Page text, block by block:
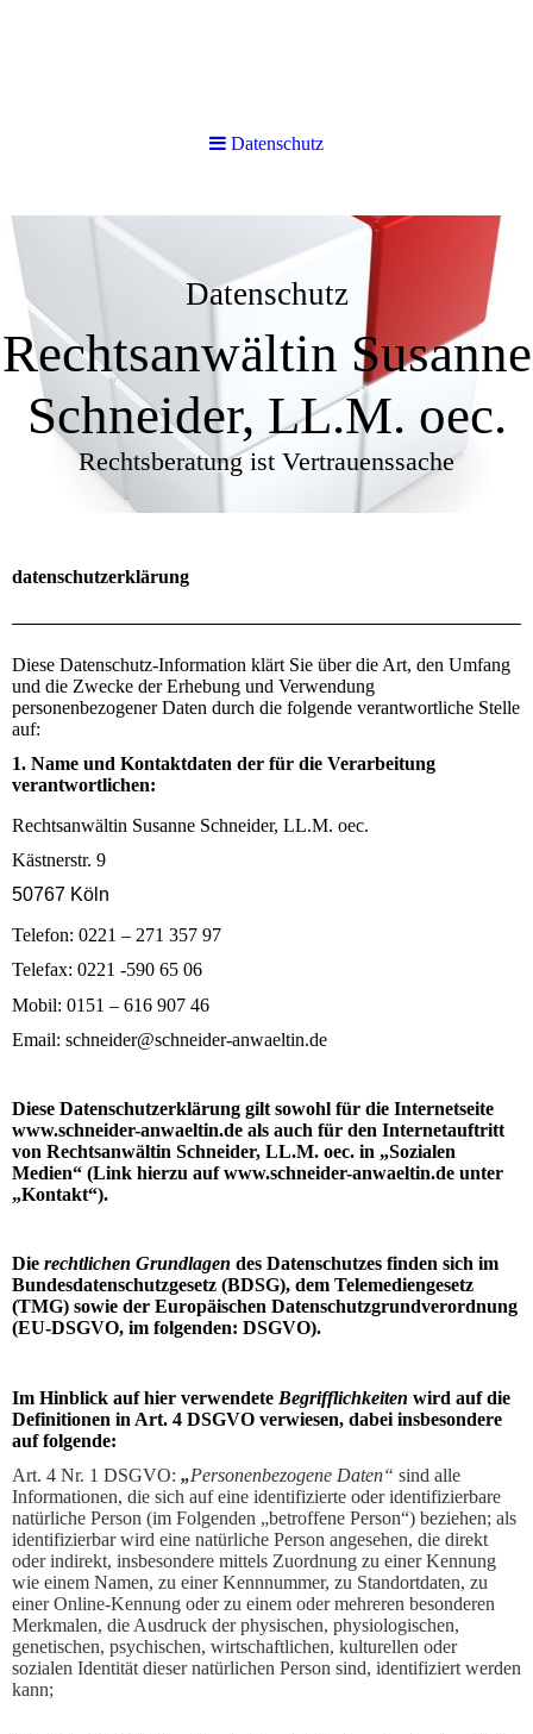
Datenschutz
Rechtsanwältin Susanne
Schneider, LL.M. oec.
Rechtsberatung ist Vertrauenssache
datenschutzerklärung
Diese Datenschutz-Information klärt Sie über die Art, den Umfang
und die Zwecke der Erhebung und Verwendung
personenbezogener Daten durch die folgende verantwortliche Stelle
auf:
1. Name und Kontaktdaten der für die Verarbeitung
verantwortlichen:
Rechtsanwältin Susanne Schneider, LL.M. oec.
Kästnerstr. 9
50767 Köln
Telefon: 0221 – 271 357 97
Telefax: 0221 -590 65 06
Mobil: 0151 – 616 907 46
Email: schneider@schneider-anwaeltin.de
Diese Datenschutzerklärung gilt sowohl für die Internetseite
www.schneider-anwaeltin.de als auch für den Internetauftritt
von Rechtsanwältin Schneider, LL.M. oec. in „Sozialen
Medien“ (Link hierzu auf www.schneider-anwaeltin.de unter
„Kontakt“).
Die rechtlichen Grundlagen des Datenschutzes finden sich im
Bundesdatenschutzgesetz (BDSG), dem Telemediengesetz
(TMG) sowie der Europäischen Datenschutzgrundverordnung
(EU-DSGVO, im folgenden: DSGVO).
Im Hinblick auf hier verwendete Begrifflichkeiten wird auf die
Definitionen in Art. 4 DSGVO verwiesen, dabei insbesondere
auf folgende:
Art. 4 Nr. 1 DSGVO: „Personenbezogene Daten“ sind alle
Informationen, die sich auf eine identifizierte oder identifizierbare
natürliche Person (im Folgenden „betroffene Person“) beziehen; als
identifizierbar wird eine natürliche Person angesehen, die direkt
oder indirekt, insbesondere mittels Zuordnung zu einer Kennung
wie einem Namen, zu einer Kennnummer, zu Standortdaten, zu
einer Online-Kennung oder zu einem oder mehreren besonderen
Merkmalen, die Ausdruck der physischen, physiologischen,
genetischen, psychischen, wirtschaftlichen, kulturellen oder
sozialen Identität dieser natürlichen Person sind, identifiziert werden
kann;
Datenschutz